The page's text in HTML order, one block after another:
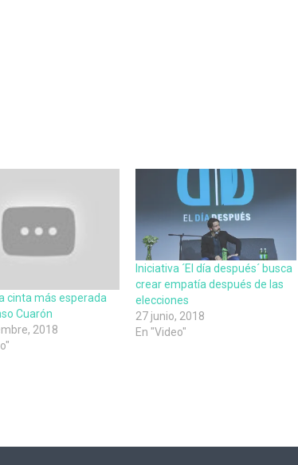
cinta más esperada
Cuarón
2018
Iniciativa ´El día después´ busca
crear empatía después de las
elecciones
27 junio, 2018
En "Video"